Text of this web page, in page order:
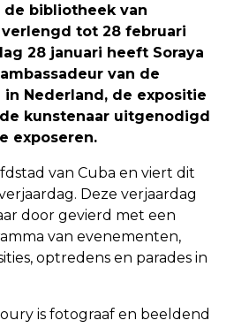
de bibliotheek van
tot 28 februari
28 januari heeft Soraya
van de
in Nederland, de expositie
kunstenaar uitgenodigd
exposeren.
van Cuba en viert dit
Deze verjaardag
door gevierd met een
van evenementen,
optredens en parades in
is fotograaf en beeldend